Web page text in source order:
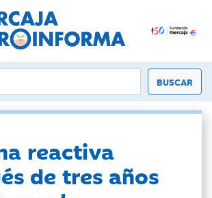
reactiva
de tres años